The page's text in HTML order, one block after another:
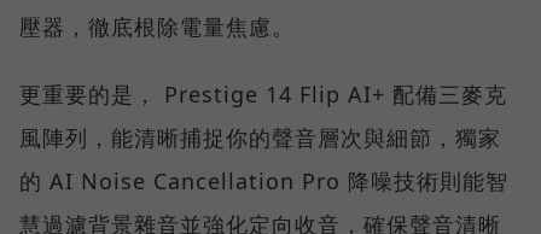
壓器，徹底根除電量焦慮。
更重要的是， Prestige 14 Flip AI+ 配備三麥克
風陣列，能清晰捕捉你的聲音層次與細節，獨家
的 AI Noise Cancellation Pro 降噪技術則能智
慧過濾背景雜音並強化定向收音，確保聲音清晰